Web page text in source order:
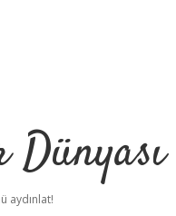
aydınlat!